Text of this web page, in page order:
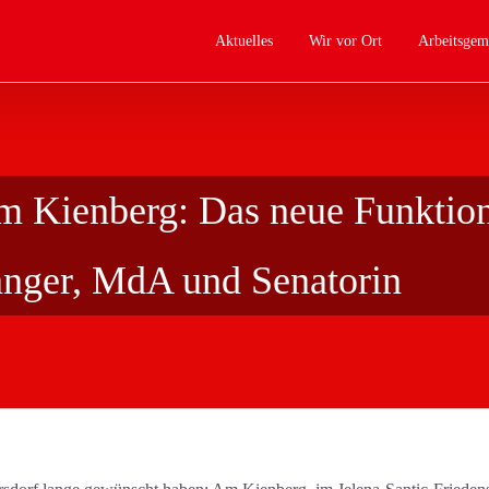
Aktuelles Wir vor Ort
Kienberg: Das neue
MdA und Senatorin